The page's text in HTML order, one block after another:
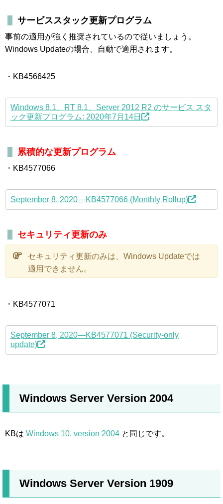
サービススタック更新プログラム
事前の適用が強く推奨されているので従いましょう。
Windows Updateの場合、自動で適用されます。
・KB4566425
Windows 8.1、RT 8.1、Server 2012 R2 のサービス スタ
ック更新プログラム: 2020年7月14日
累積的な更新プログラム
・KB4577066
September 8, 2020—KB4577066 (Monthly Rollup)
セキュリティ更新のみ
セキュリティ更新のみは、Windows Updateでは
適用できません。
・KB4577071
September 8, 2020—KB4577071 (Security-only
update)
Windows Server Version 2004
KBは Windows 10, version 2004 と同じです。
Windows Server Version 1909